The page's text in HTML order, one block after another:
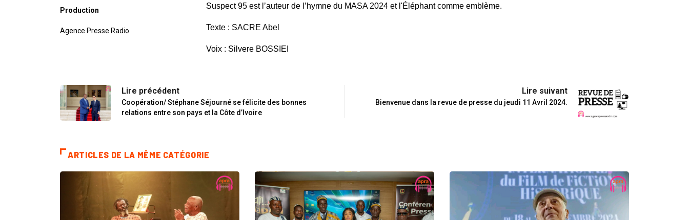
Production
Agence Presse Radio
Suspect 95 est l’auteur de l’hymne du MASA 2024 et l'Éléphant comme emblème.
Texte : SACRE Abel
Voix : Silvere BOSSIEI
Lire précédent
Coopération/ Stéphane Séjourné se félicite des bonnes
relations entre son pays et la Côte d’Ivoire
Lire suivant
Bienvenue dans la revue de presse du jeudi 11 Avril 2024.
ARTICLES DE LA MÊME CATÉGORIE